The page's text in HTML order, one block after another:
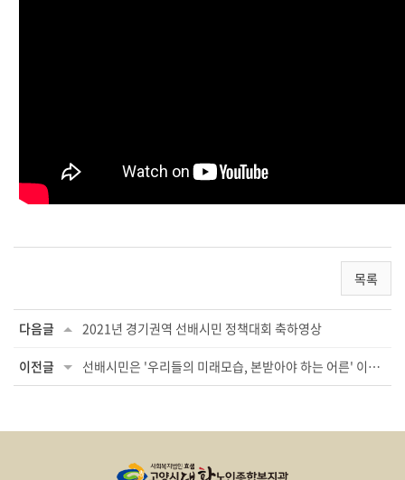
목록
다음글 2021년 경기권역 선배시민 정책대회 축하영상
이전글 선배시민은 '우리들의 미래모습, 본받아야 하는 어른' 이다! (국회의원 이용우, 경기도 ...